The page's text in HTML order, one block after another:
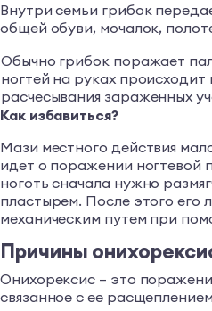
Внутри семьи грибок
общей обуви, мочалок,
Обычно грибок поражает
ногтей на руках происходит
расчесывания зараженных
Как избавиться?
Мази местного действия
идет о поражении ногтевой
ноготь сначала нужно
пластырем. После этого его
механическим путем при
Причины
Онихорексис – это
связанное с ее